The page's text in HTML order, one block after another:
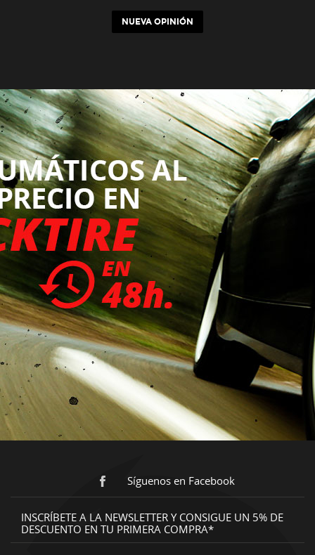
NUEVA OPINIÓN
Síguenos en Facebook
INSCRÍBETE A LA NEWSLETTER Y CONSIGUE UN 5% DE
DESCUENTO EN TU PRIMERA COMPRA*